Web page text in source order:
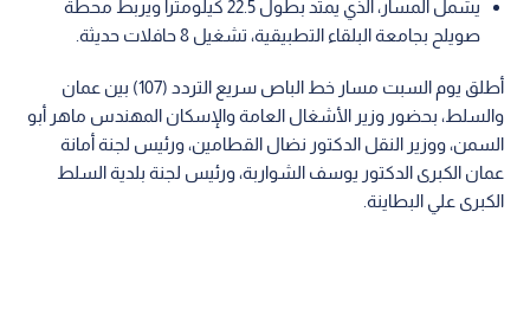
يشمل المسار، الذي يمتد بطول 22.5 كيلومترا ويربط محطة
صويلح بجامعة البلقاء التطبيقية، تشغيل 8 حافلات حديثة.
أطلق يوم السبت مسار خط الباص سريع التردد (107) بين عمان
والسلط، بحضور وزير الأشغال العامة والإسكان المهندس ماهر أبو
السمن، ووزير النقل الدكتور نضال القطامين، ورئيس لجنة أمانة
عمان الكبرى الدكتور يوسف الشواربة، ورئيس لجنة بلدية السلط
الكبرى علي البطاينة.